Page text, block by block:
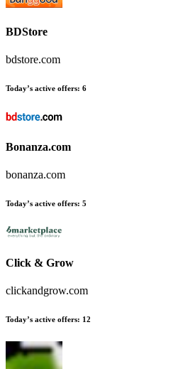
BDStore
bdstore.com
Today’s active offers: 6
Bonanza.com
bonanza.com
Today’s active offers: 5
Click & Grow
clickandgrow.com
Today’s active offers: 12